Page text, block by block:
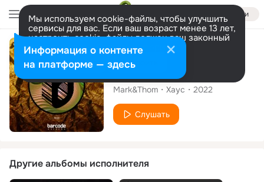
Войти
Мы используем cookie-файлы, чтобы улучшить
сервисы для вас. Если ваш возраст менее 13 лет,
настроить cookie-файлы должен ваш законный
представитель. Больше информации
Разрешить все Настроить
Сингл
Tunnel Vision
Mark&Thom Хаус 2022
Слушать
Другие альбомы исполнителя
Информация о контенте
на платформе — здесь